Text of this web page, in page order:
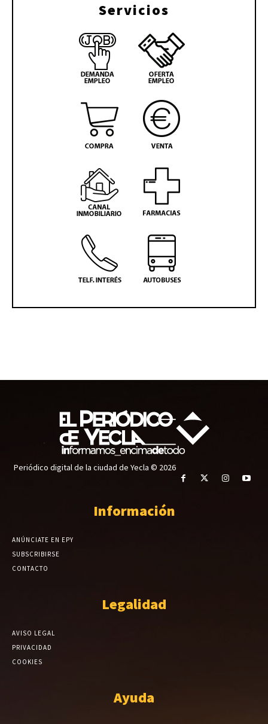
Servicios
Periódico digital de la ciudad de Yecla © 2026
Información
ANÚNCIATE EN EPY
SUBSCRIBIRSE
CONTACTO
Legalidad
AVISO LEGAL
PRIVACIDAD
COOKIES
Ayuda